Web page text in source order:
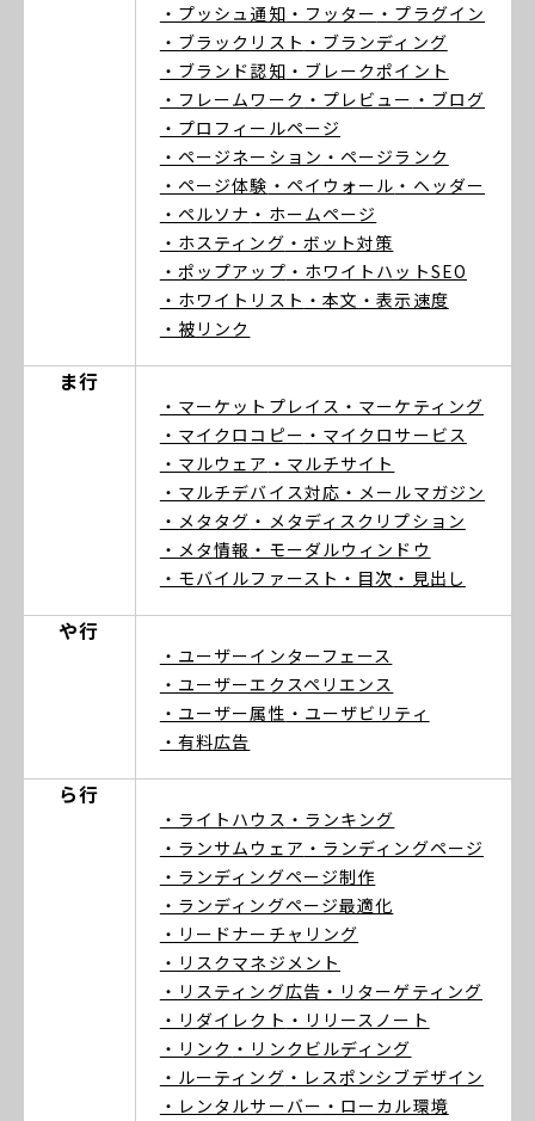
・プッシュ通知 ・フッター ・プラグイン
・ブラックリスト ・ブランディング
・ブランド認知 ・ブレークポイント
・フレームワーク ・プレビュー ・ブログ
・プロフィールページ
・ページネーション ・ページランク
・ページ体験 ・ペイウォール ・ヘッダー
・ペルソナ ・ホームページ
・ホスティング ・ボット対策
・ポップアップ ・ホワイトハットSEO
・ホワイトリスト ・本文 ・表示速度
・被リンク
ま行
・マーケットプレイス ・マーケティング
・マイクロコピー ・マイクロサービス
・マルウェア ・マルチサイト
・マルチデバイス対応 ・メールマガジン
・メタタグ ・メタディスクリプション
・メタ情報 ・モーダルウィンドウ
・モバイルファースト ・目次 ・見出し
や行
・ユーザーインターフェース
・ユーザーエクスペリエンス
・ユーザー属性 ・ユーザビリティ
・有料広告
ら行
・ライトハウス ・ランキング
・ランサムウェア ・ランディングページ
・ランディングページ制作
・ランディングページ最適化
・リードナーチャリング
・リスクマネジメント
・リスティング広告 ・リターゲティング
・リダイレクト ・リリースノート
・リンク ・リンクビルディング
・ルーティング ・レスポンシブデザイン
・レンタルサーバー ・ローカル環境